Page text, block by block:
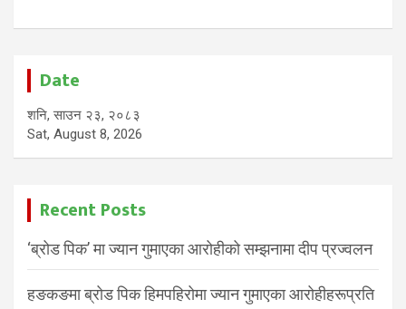
Date
शनि, साउन २३, २०८३
Sat, August 8, 2026
Recent Posts
‘ब्रोड पिक’ मा ज्यान गुमाएका आरोहीको सम्झनामा दीप प्रज्वलन
हङकङमा ब्रोड पिक हिमपहिरोमा ज्यान गुमाएका आरोहीहरूप्रति